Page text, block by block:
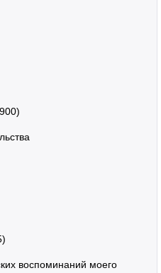
воспоминаний моего